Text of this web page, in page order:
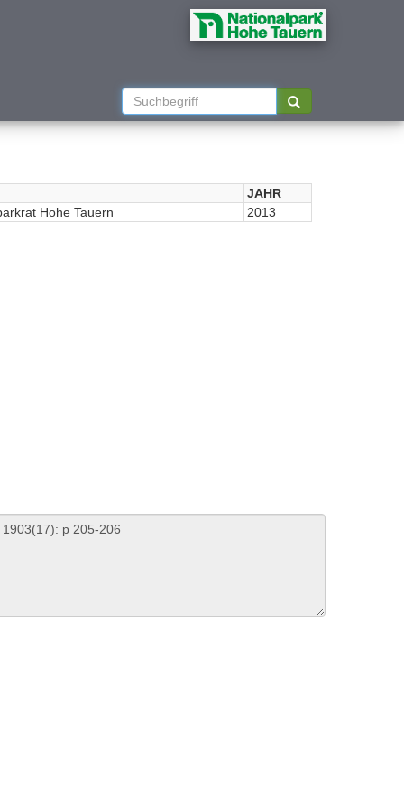
JAHR
Hohe Tauern
2013